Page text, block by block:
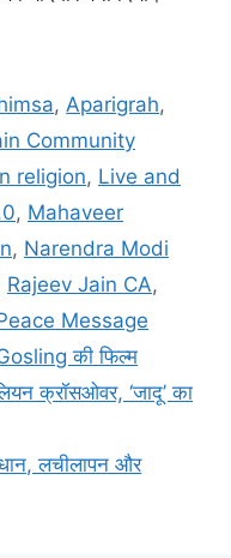
,Aparigrah,
Community
religion, Live and
, Mahaveer
, Narendra Modi
Rajeev Jain CA,
Message
की फिल्म
क्रॉसओवर, ‘जादू’ का
लचीलापन और